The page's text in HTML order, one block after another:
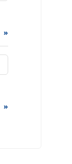
»
»